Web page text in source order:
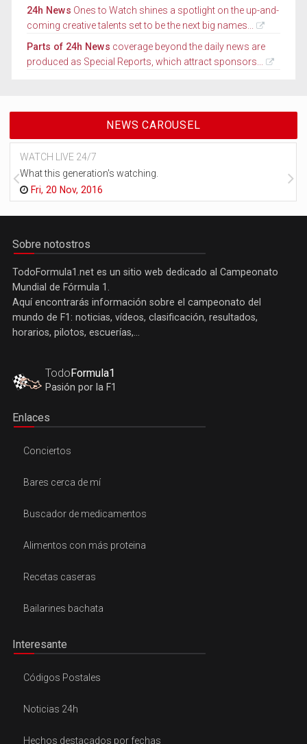
24h News Ones to Watch shines a spotlight on the up-and-
coming creative talents set to be the next big names...
Parts of 24h News coverage beyond the daily news are
produced as Special Reports, which attract sponsors...
NEWS CAROUSEL
WATCH LIVE 24/7
What this generation's watching.
Fri, 20 Nov, 2016
Sobre notostros
TodoFormula1.net es un sitio web dedicado al Campeonato
Mundial de Fórmula 1.
Aquí encontrarás información sobre el campeonato del
mundo de F1: noticias, vídeos, clasificación, resultados,
horarios, pilotos, escuerías,...
TodoFormula1
Pasión por la F1
Enlaces
Conciertos
Bares cerca de mí
Buscador de medicamentos
Alimentos con más proteina
Recetas caseras
Bailarines bachata
Interesante
Códigos Postales
Noticias 24h
Hechos destacados por fechas